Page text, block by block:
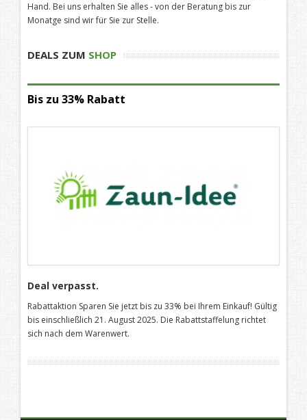
Hand. Bei uns erhalten Sie alles - von der Beratung bis zur
Monatge sind wir für Sie zur Stelle.
DEALS ZUM SHOP
Bis zu 33% Rabatt
Deal verpasst.
Rabattaktion Sparen Sie jetzt bis zu 33% bei Ihrem Einkauf! Gültig
bis einschließlich 21. August 2025. Die Rabattstaffelung richtet
sich nach dem Warenwert.